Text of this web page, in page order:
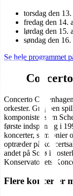
torsdag den
fredag den 14.
lørdag den 15.
søndag den
Se hele programmet
Concerto
orkester. Gruppen
komponister som
første indspilning i
koncerter, symfonier
optræder på
andet på Sorø
Konservatoriets
Flere koncerter